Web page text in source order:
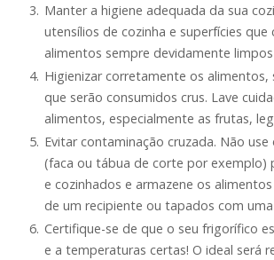
Manter a higiene adequada da sua
utensílios de cozinha e superfícies
alimentos sempre devidamente
Higienizar corretamente os
que serão consumidos crus. Lave
alimentos, especialmente as frutas,
Evitar contaminação cruzada. Não
(faca ou tábua de corte por exemplo)
e cozinhados e armazene os
de um recipiente ou tapados com uma
Certifique-se de que o seu frigorífico
e a temperaturas certas! O ideal será